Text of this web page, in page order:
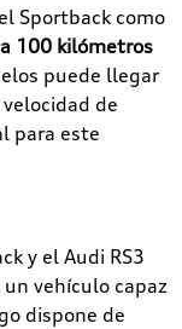
Sportback como
100 kilómetros
puede llegar
de
para este
y el Audi RS3
vehículo capaz
dispone de